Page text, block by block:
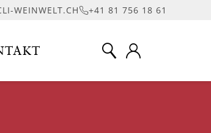
WEINWELT.CH +41 81 756 18 61